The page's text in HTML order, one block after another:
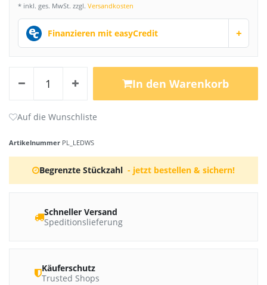
* inkl. ges. MwSt. zzgl. Versandkosten
Finanzieren mit easyCredit +
In den Warenkorb
Artikelnummer PL_LEDWS
Begrenzte Stückzahl - jetzt bestellen & sichern!
Schneller Versand
Speditionslieferung
Käuferschutz
Trusted Shops